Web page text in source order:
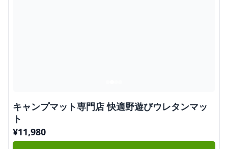
キャンプマット専門店 快適野遊びウレタンマッ
ト
¥11,980